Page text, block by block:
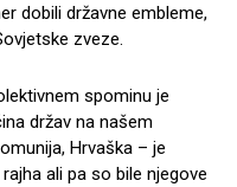
dobili državne embleme,
zveze.
spominu je
držav na našem
Hrvaška – je
ali pa so bile njegove